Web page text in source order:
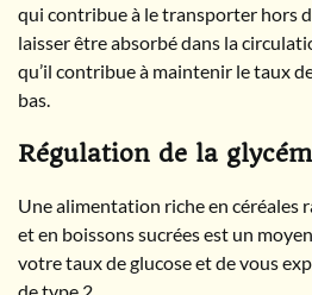
qui contribue à le transporter hors
laisser être absorbé dans la
qu’il contribue à maintenir le taux
bas.
Régulation de la
Une alimentation riche en céréales
et en boissons sucrées est un
votre taux de glucose et de vous